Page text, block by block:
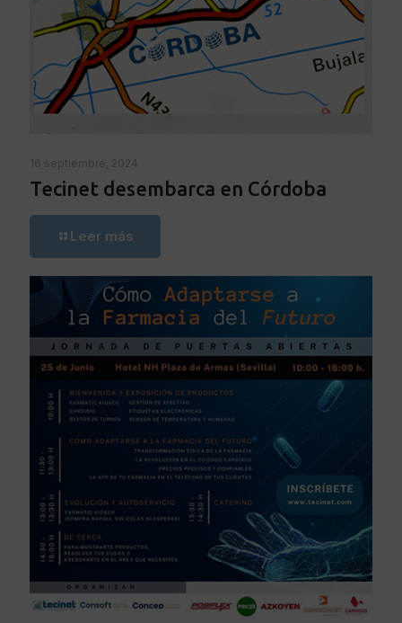
16 septiembre, 2024
Tecinet desembarca en Córdoba
Leer más